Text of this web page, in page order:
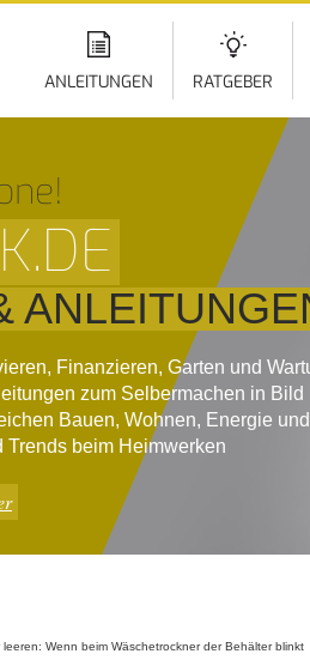
ANLEITUNGEN RATGEBER
Finanzieren, Garten und
zum Selbermachen in Bild
Bauen, Wohnen, Energie
beim Heimwerken
Wenn beim Wäschetrockner der Behälter blinkt